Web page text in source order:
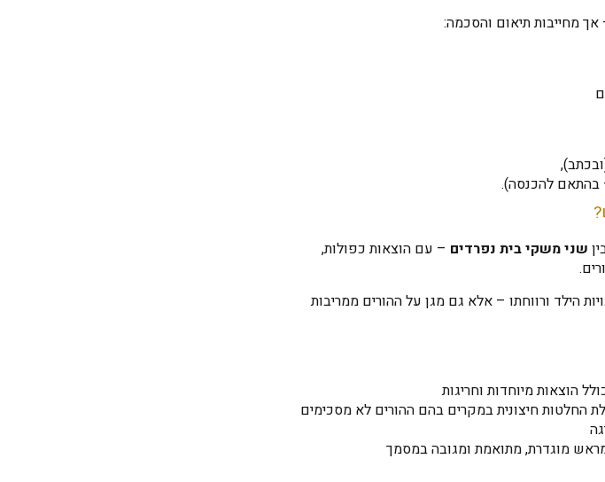
מחייבות תיאום והסכמה:
בהתאם להכנסה).
שני משקי בית נפרדים – עם הוצאות כפולות,
הילד ורווחתו – אלא גם מגן על ההורים ממריבות
הוצאות מיוחדות וחריגות
החלטות חיצונית במקרים בהם ההורים לא מסכימים
מוגדרת, מתואמת ומגובה במסמך